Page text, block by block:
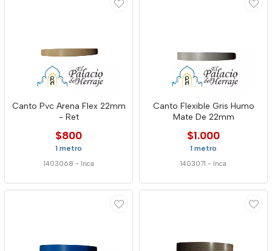
Canto Pvc Arena Flex 22mm
- Ret
$800
1 metro
1403068 - Inca
Canto Flexible Gris Humo
Mate De 22mm
$1.000
1 metro
1403071 - Inca